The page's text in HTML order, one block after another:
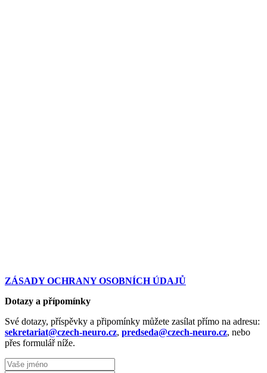
ZÁSADY OCHRANY OSOBNÍCH ÚDAJŮ
Dotazy a přípomínky
Své dotazy, příspěvky a připomínky můžete zasílat přímo na adresu:
sekretariat@czech-neuro.cz, predseda@czech-neuro.cz, nebo
přes formulář níže.